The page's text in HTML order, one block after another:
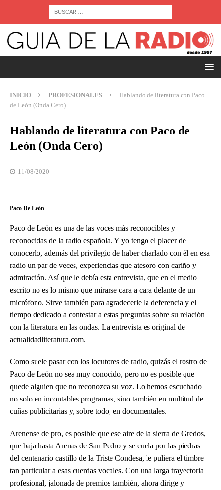
INICIO PROFESIONALES
Hablando de literatura con Paco
de León (Onda Cero)
Hablando de literatura con Paco de
León (Onda Cero)
11/08/2020
Paco De León
Paco de León es una de las voces más reconocibles y
reconocidas de la radio española. Y yo tengo el placer de
conocerlo, además del privilegio de haber charlado con él en esa
radio un par de veces, experiencias que atesoro con cariño y
admiración. Así que le debía esta entrevista, que en el medio
escrito no es lo mismo que mirarse cara a cara delante de un
micrófono. Sirve también para agradecerle la deferencia y el
tiempo dedicado a contestar a estas preguntas sobre su relación
con la literatura en las ondas. La entrevista es original de
actualidadliteratura.com.
Como suele pasar con los locutores de radio, quizás el rostro de
Paco de León no sea muy conocido, pero no es posible que
quede alguien que no reconozca su voz. Lo hemos escuchado
no solo en incontables programas, sino también en multitud de
cuñas publicitarias y, sobre todo, en documentales.
Arenense de pro, es posible que ese aire de la sierra de Gredos,
que baja hasta Arenas de San Pedro y se cuela por las piedras
del centenario castillo de la Triste Condesa, le puliera el timbre
tan particular a esas cuerdas vocales. Con una larga trayectoria
profesional, jalonada de premios también, ahora dirige y